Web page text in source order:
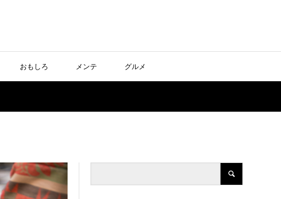
おもしろ メンテ グルメ